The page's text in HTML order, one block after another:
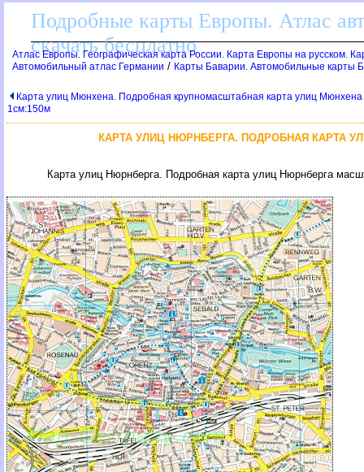
Подробные карты Европы. Атлас
скачать бесплатно
Атлас Европы. Географическая карта России. Карта Европы на русском.
Автомобильный атлас Германии / Карты Баварии. Автомобильные карты
Карта улиц Мюнхена. Подробная крупномасштабная карта улиц Мюнхена
1см:150м
КАРТА УЛИЦ НЮРНБЕРГА. ПОДРОБНАЯ КАРТА
Карта улиц Нюрнберга. Подробная карта улиц Нюрнберга